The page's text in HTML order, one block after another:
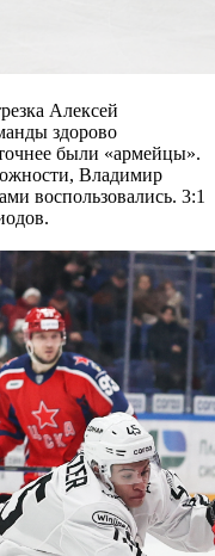
Алексей
здорово
были «армейцы».
Владимир
воспользовались. 3:1